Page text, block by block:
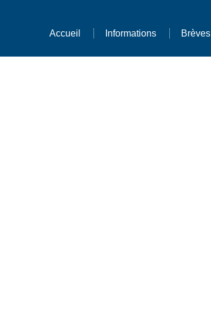
Accueil Informations Brèves